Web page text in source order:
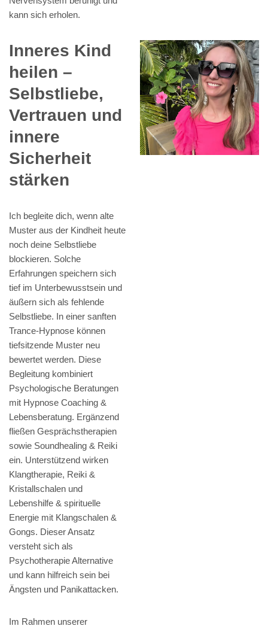
kann sich erholen.
Inneres Kind
heilen –
Selbstliebe,
Vertrauen und
innere
Sicherheit
stärken
Ich begleite dich, wenn alte
Muster aus der Kindheit heute
noch deine Selbstliebe
blockieren. Solche
Erfahrungen speichern sich
tief im Unterbewusstsein und
äußern sich als fehlende
Selbstliebe. In einer sanften
Trance-Hypnose können
tiefsitzende Muster neu
bewertet werden. Diese
Begleitung kombiniert
Psychologische Beratungen
mit Hypnose Coaching &
Lebensberatung. Ergänzend
fließen Gesprächstherapien
sowie Soundhealing & Reiki
ein. Unterstützend wirken
Klangtherapie, Reiki &
Kristallschalen und
Lebenshilfe & spirituelle
Energie mit Klangschalen &
Gongs. Dieser Ansatz
versteht sich als
Psychotherapie Alternative
und kann hilfreich sein bei
Ängsten und Panikattacken.
Im Rahmen unserer